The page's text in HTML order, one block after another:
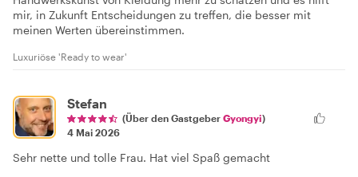
mir, in Zukunft Entscheidungen zu treffen, die besser mit
meinen Werten übereinstimmen.
Luxuriöse 'Ready to wear'
Stefan
(Über den Gastgeber Gyongyi)
4 Mai 2026
Sehr nette und tolle Frau. Hat viel Spaß gemacht